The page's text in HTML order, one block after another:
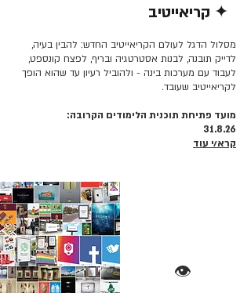
✦ קריאייטיב
מסלול הדגל לעולם הקריאייטיב החדש: להבין בעיה,
לדייק תובנה, לבנות אסטרטגיה ובריף, לפצח קונספט,
לעבוד עם מערכות בינה - ולהוביל רעיון עד שהוא הופך
לקריאייטיב שעובד.
מועד פתיחת תוכנית הלימודים הקרובה:
31.8.26
קרא/י עוד
👁️